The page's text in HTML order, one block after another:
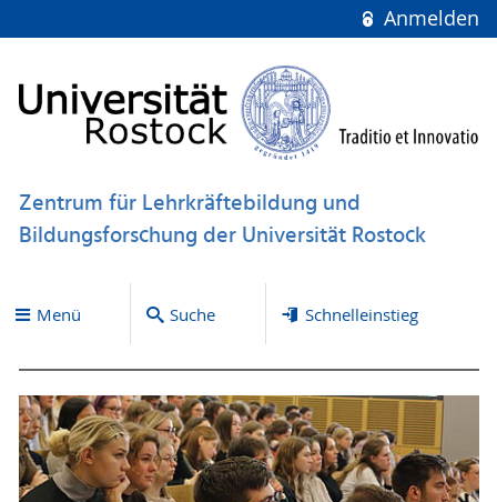
Anmelden
Zentrum für Lehrkräftebildung und
Bildungsforschung der Universität Rostock
Menü Suche Schnelleinstieg